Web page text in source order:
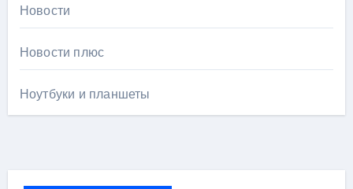
Новости
Новости плюс
Ноутбуки и планшеты